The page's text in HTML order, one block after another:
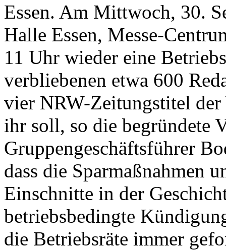
Essen. Am Mittwoch, 30.
Halle Essen, Messe-
11 Uhr wieder eine
verbliebenen etwa 600
vier NRW-Zeitungstitel
ihr soll, so die begründete
Gruppengeschäftsführer
dass die Sparmaßnahmen
Einschnitte in der
betriebsbedingte
die Betriebsräte immer